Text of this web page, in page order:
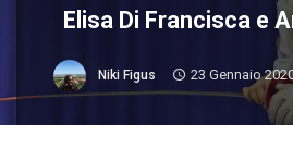
Elisa Di Francisca e
Niki Figus 23 Gennaio